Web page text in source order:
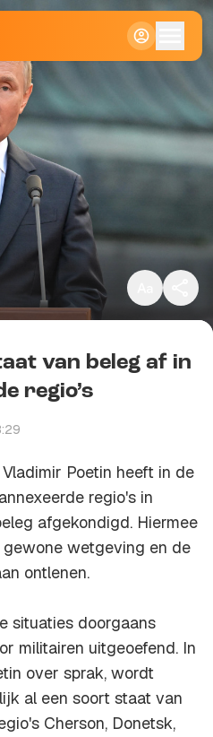
Groot
Kopieer link
van beleg af in
regio’s
Poetin heeft in de
regio's in
afgekondigd. Hiermee
wetgeving en de
ontlenen.
situaties doorgaans
militairen uitgeoefend. In
over sprak, wordt
al een soort staat van
Cherson, Donetsk,